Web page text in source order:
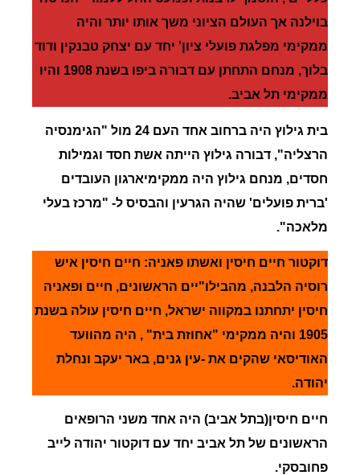
בוילנה אך העולם הציוני משך אותו יותר והיה
ממקימי מפלגת פועלי ציון' יחד עם יצחק טבנקין ודוד
בלוך, מנחם התחתן עם דבורה ביפו בשנת 1908 והיו
ממקימי תל אביב.
בית גילוץ היה ברחוב אחד העם 24 מול "הגימנסיה
הרצליה", דבורה גילוץ הייתה אשת חסד וגמילות
חסדים, מנחם גילוץ היה ממקימיארגון העובדים
'ברית פועלים' שהיה הגרעין והבסיס ל- "מרכז בעלי
מלאכה".
דוקטור חיים חיסין ואשתו פאניה: חיים חיסין איש
רוסיה הלבנה, מהבילו"יים הראשונים, חיים ופאניה
חיסין יתחתנו במקווה ישראל, חיים חיסין עולה בשנת
1905 והיה ממקימי "אחוזת בית" , היה מהוועד
האודיסאי שהקים את -עין גנים, באר יעקב ונחלת
יהודה.
חיים חיסין(בתל אביב) היה אחד משני הרופאים
הראשונים של תל אביב יחד עם דוקטור יהודה לייב
פחובסקי.